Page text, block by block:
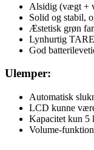
Alsidig (vægt +
Solid og stabil,
Æstetisk grøn
Lynhurtig
God
Ulemper:
Automatisk
LCD kunne
Kapacitet kun 5
Volume-